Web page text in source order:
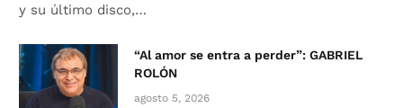
y su último disco,…
“Al amor se entra a perder”: GABRIEL
ROLÓN
agosto 5, 2026